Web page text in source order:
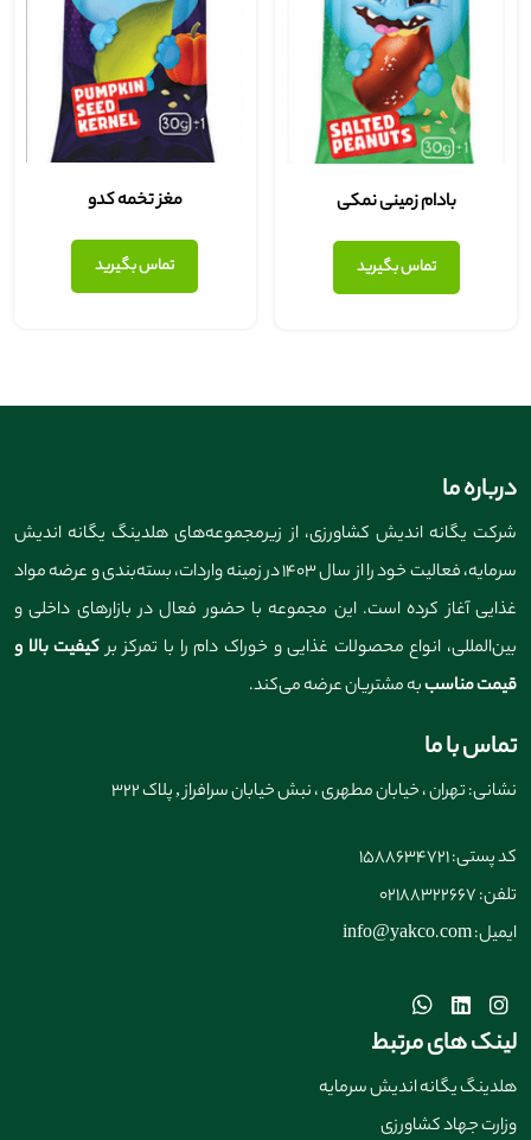
بادام زمینی نمکی
تماس بگیرید
مغز تخمه کدو
تماس بگیرید
درباره ما
شرکت یگانه اندیش کشاورزی، از زیرمجموعه‌های هلدینگ یگانه اندیش
سرمایه، فعالیت خود را از سال ۱۴۰۳ در زمینه واردات، بسته‌بندی و عرضه مواد
غذایی آغاز کرده است. این مجموعه با حضور فعال در بازارهای داخلی و
بین‌المللی، انواع محصولات غذایی و خوراک دام را با تمرکز برکیفیت بالا و
قیمت مناسببه مشتریان عرضه می‌کند.
تماس با ما
نشانی: تهران ، خیابان مطهری ، نبش خیابان سرافراز , پلاک 322
کد پستی: 1588634721
تلفن: 02188322667
ایمیل: info@yakco.com
لینک های مرتبط
هلدینگ یگانه اندیش سرمایه
وزارت جهاد کشاورزی